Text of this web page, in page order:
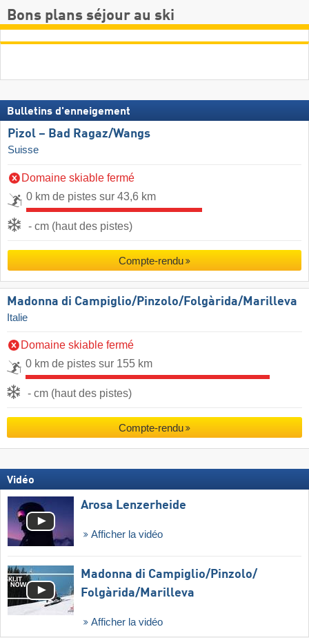
Bons plans séjour au ski
Bulletins d'enneigement
Pizol – Bad Ragaz/​Wangs
Suisse
Domaine skiable fermé
0 km de pistes sur 43,6 km
- cm (haut des pistes)
Compte-rendu
Madonna di Campiglio/​Pinzolo/​Folgàrida/​Marilleva
Italie
Domaine skiable fermé
0 km de pistes sur 155 km
- cm (haut des pistes)
Compte-rendu
Vidéo
Arosa Lenzerheide
Afficher la vidéo
Madonna di Campiglio/​Pinzolo/​
Folgàrida/​Marilleva
Afficher la vidéo